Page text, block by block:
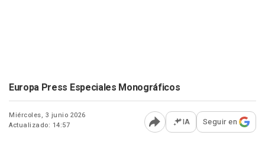
Europa Press Especiales Monográficos
Miércoles, 3 junio 2026
Actualizado: 14:57
Abrir opciones para
IA Seguir en